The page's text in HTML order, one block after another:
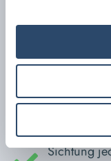
System ist
Gutschein-
können
Server in
Sichtung